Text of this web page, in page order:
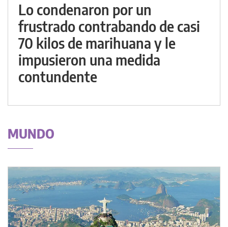
Lo condenaron por un
frustrado contrabando de casi
70 kilos de marihuana y le
impusieron una medida
contundente
MUNDO